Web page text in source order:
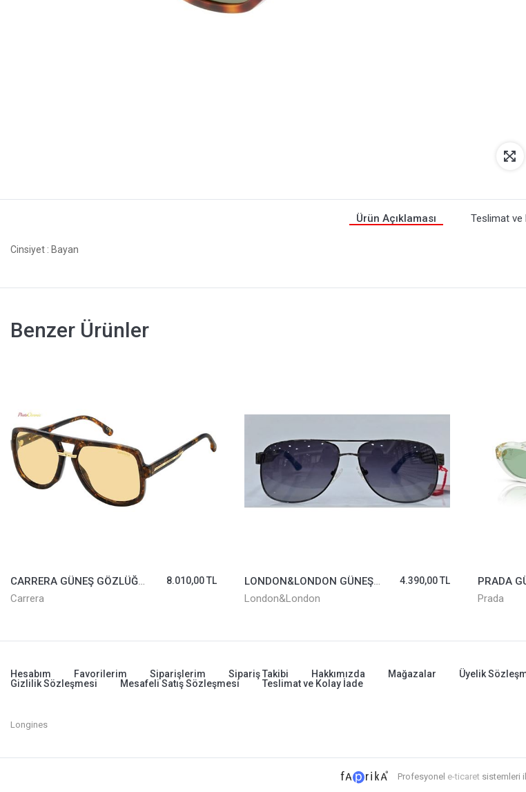
Ürün Açıklaması Teslimat ve
Cinsiyet : Bayan
Benzer Ürünler
CARRERA GÜNEŞ GÖZLÜĞÜ VICTORY C 10/S-086UK
Carrera
8.010,00 TL
LONDON&LONDON GÜNEŞ GÖZLÜĞÜ LL1167-02
London&London
4.390,00 TL
Prada
Hesabım Favorilerim Siparişlerim Sipariş Takibi Hakkımızda Mağazalar
Üyelik
Gizlilik Sözleşmesi
Mesafeli Satış Sözleşmesi Teslimat ve Kolay İade
Longines
Profesyonel e-ticaretsistemleri